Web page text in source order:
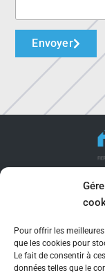
Pour offrir les
que les cookies pour
Le fait de consentir à
données telles que le
Envoyer